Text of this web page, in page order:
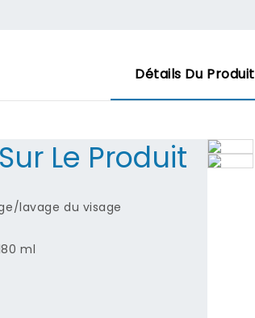
Détails Du Produit
Le Produit
lavage du visage
ml